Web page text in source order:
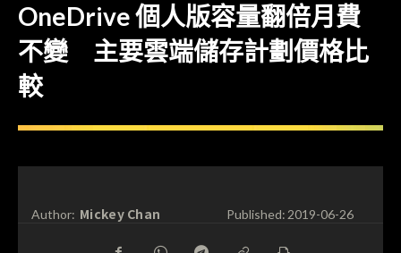
OneDrive 個人版容量翻倍月費
不變 主要雲端儲存計劃價格比
較
Author: Mickey Chan Published:2019-06-26